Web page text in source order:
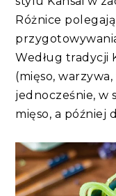
Różnice
Według tradycji
(mięso,
jednocześnie, w
mięso, a później